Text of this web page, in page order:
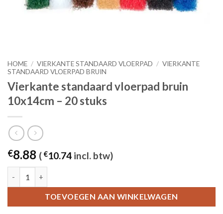
HOME / VIERKANTE STANDAARD VLOERPAD / VIERKANTE
STANDAARD VLOERPAD BRUIN
Vierkante standaard vloerpad bruin
10x14cm – 20 stuks
€8.88 ( €10.74 incl. btw)
TOEVOEGEN AAN WINKELWAGEN